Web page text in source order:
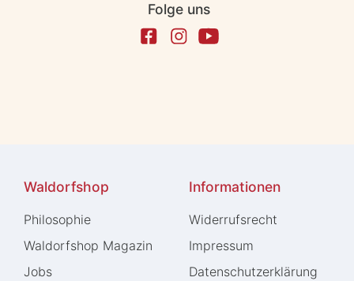
Folge uns
Waldorfshop
Philosophie
Waldorfshop Magazin
Jobs
Informationen
Widerrufs­recht
Impressum
Daten­schutz­erklärung